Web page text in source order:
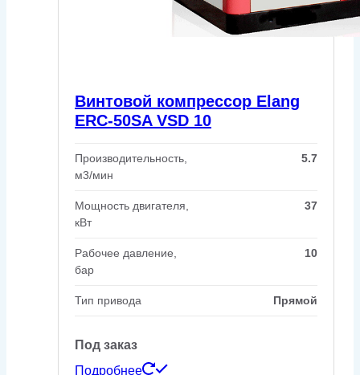
Винтовой компрессор Elang
ERC-50SA VSD 10
Производительность,
м3/мин
5.7
Мощность двигателя,
кВт
37
Рабочее давление,
бар
10
Тип привода Прямой
Под заказ
Подробнее